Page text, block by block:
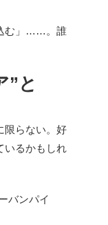
む」……。誰
”と
限らない。好
いるかもしれ
バンパイ